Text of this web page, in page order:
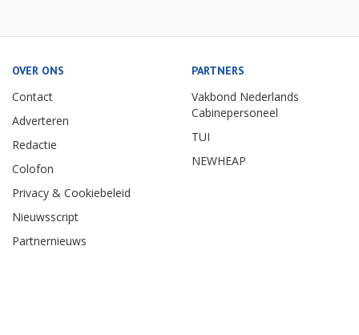
OVER ONS
Contact
Adverteren
Redactie
Colofon
Privacy & Cookiebeleid
Nieuwsscript
Partnernieuws
PARTNERS
Vakbond Nederlands
Cabinepersoneel
TUI
NEWHEAP